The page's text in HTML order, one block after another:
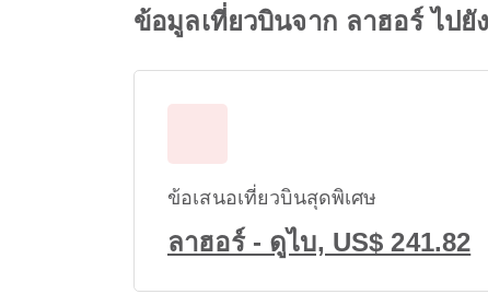
ข้อมูลเที่ยวบินจาก ลาฮอร์ ไปยั
ข้อเสนอเที่ยวบินสุดพิเศษ
ลาฮอร์ - ดูไบ, US$ 241.82